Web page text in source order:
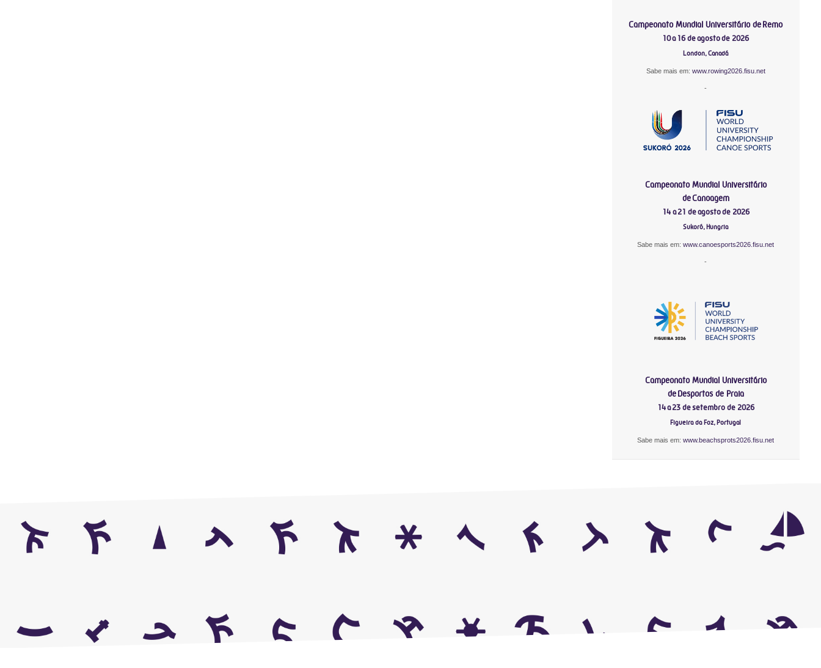
Campeonato Mundial Universitário de Remo
10 a 16 de agosto de 2026
London, Canadá
Sabe mais em: www.rowing2026.fisu.net
-
Campeonato Mundial Universitário
de Canoagem
14 a 21 de agosto de 2026
Sukoró, Hungria
Sabe mais em:www.canoesports2026.fisu.net
-
Campeonato Mundial Universitário
de Desportos de Praia
14 a 23 de setembro de 2026
Figueira da Foz, Portugal
Sabe mais em:www.beachsprots2026.fisu.net